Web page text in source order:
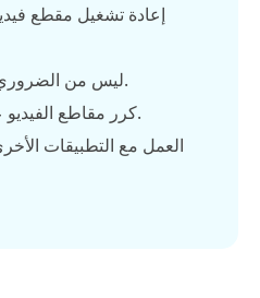
إعادة تشغيل مقطع
ليس من الضروري تثبيت برامج إضافية.
كرر مقاطع الفيديو على المخطط الزمني.
العمل مع التطبيقات